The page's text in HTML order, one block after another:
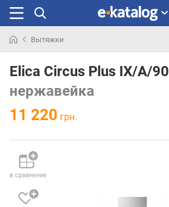
раньше
Вытяжки
Elica Circus Plus IX/A/90
нержавейка
11 220 грн.
в сравнение